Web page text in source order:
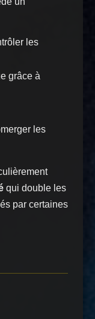
les
grâce à
les
qui double les
par certaines